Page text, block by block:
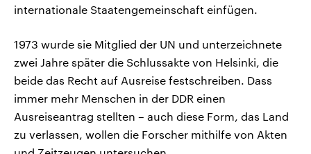
internationale Staatengemeinschaft einfügen.
1973 wurde sie Mitglied der UN und unterzeichnete
zwei Jahre später die Schlussakte von Helsinki, die
beide das Recht auf Ausreise festschreiben. Dass
immer mehr Menschen in der DDR einen
Ausreiseantrag stellten – auch diese Form, das Land
zu verlassen, wollen die Forscher mithilfe von Akten